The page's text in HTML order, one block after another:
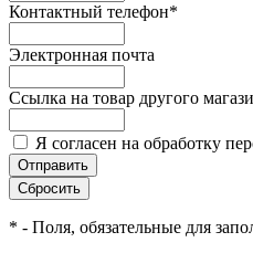
Контактный телефон*
Электронная почта
Ссылка на товар другого
Я согласен на обработку
* - Поля, обязательные для